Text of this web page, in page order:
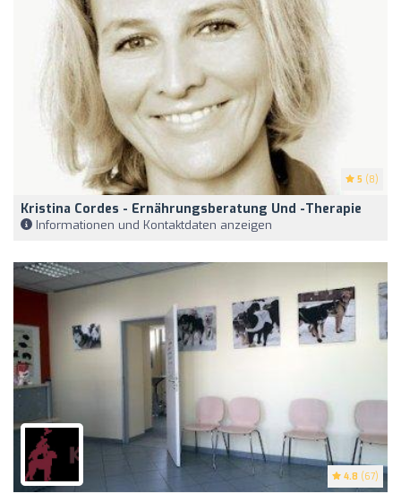
5 (8)
Kristina Cordes - Ernährungsberatung Und -Therapie
Informationen und Kontaktdaten anzeigen
4.8 (67)